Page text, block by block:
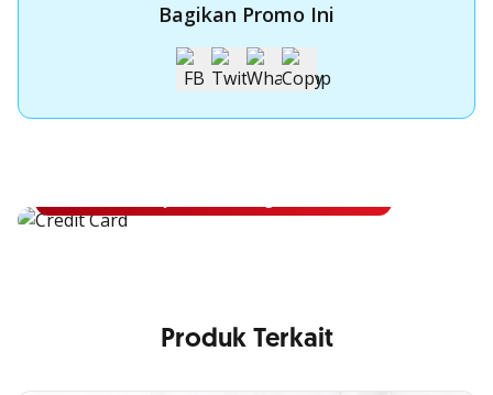
Bagikan Promo Ini
Apply Kartu Kredit OCBC
Produk Terkait